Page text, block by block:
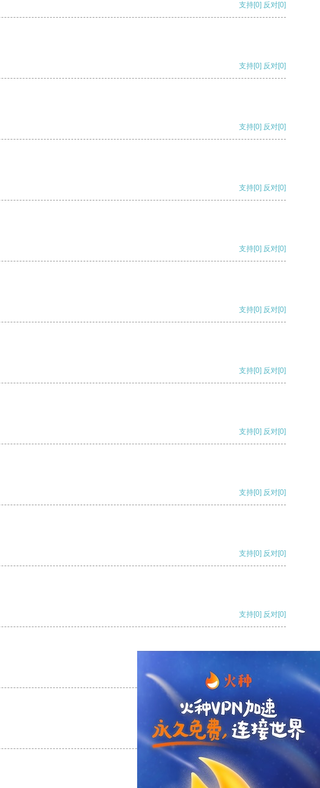
支持[0] 反对[0]
支持[0] 反对[0]
支持[0] 反对[0]
支持[0] 反对[0]
支持[0] 反对[0]
支持[0] 反对[0]
支持[0] 反对[0]
支持[0] 反对[0]
支持[0] 反对[0]
支持[0] 反对[0]
支持[0] 反对[0]
支持
支持[0] 反对[0]